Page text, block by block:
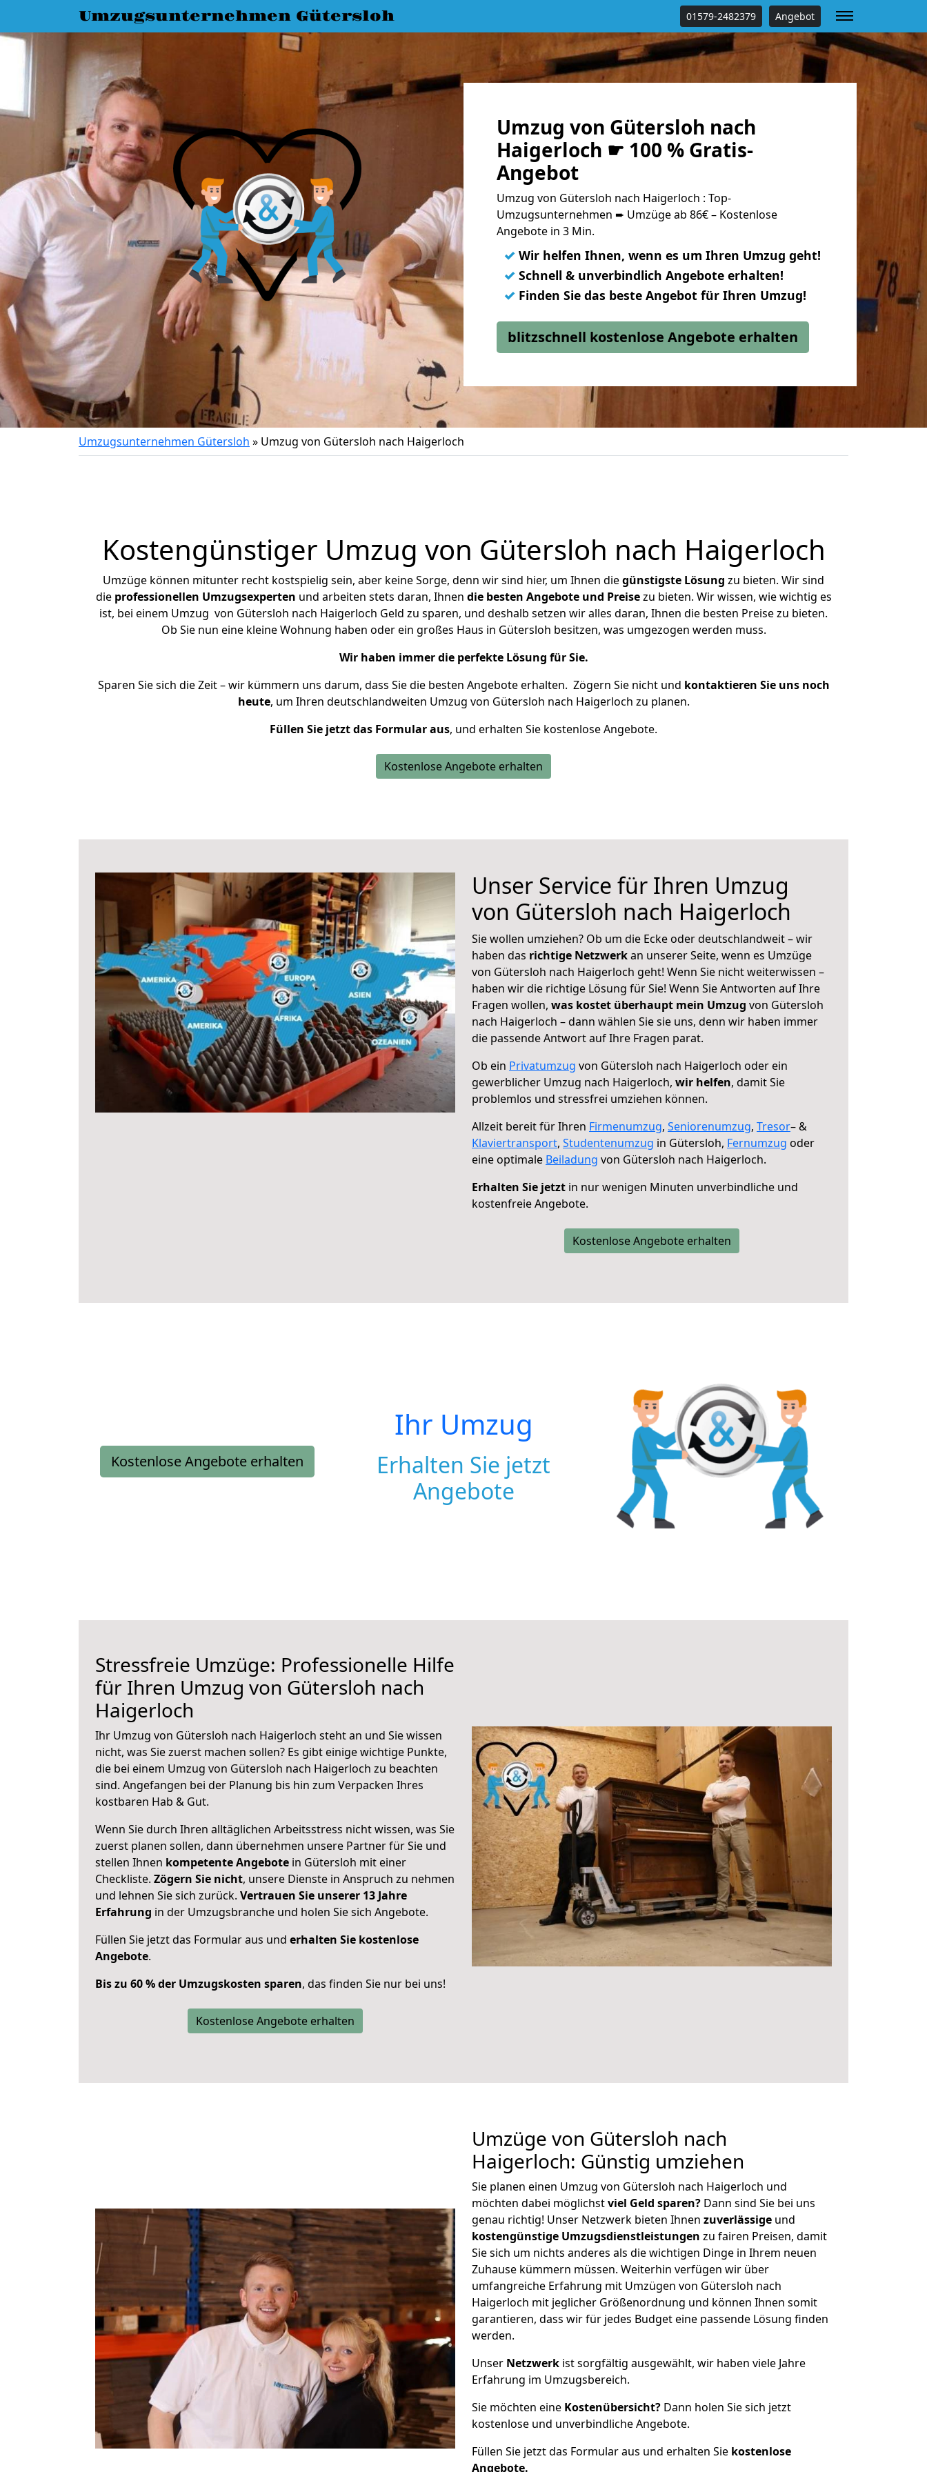
Umzugsunternehmen Gütersloh 01579-2482379 Angebot
Umzug von Gütersloh nach
Haigerloch ☛ 100 % Gratis-
Angebot
Umzug von Gütersloh nach Haigerloch : Top-
Umzugsunternehmen ➨ Umzüge ab 86€ – Kostenlose
Angebote in 3 Min.
✓ Wir helfen Ihnen, wenn es um Ihren Umzug geht!
✓ Schnell & unverbindlich Angebote erhalten!
✓ Finden Sie das beste Angebot für Ihren Umzug!
blitzschnell kostenlose Angebote erhalten
Umzugsunternehmen Gütersloh » Umzug von Gütersloh nach Haigerloch
Kostengünstiger Umzug von Gütersloh nach Haigerloch
Umzüge können mitunter recht kostspielig sein, aber keine Sorge, denn wir sind hier, um Ihnen diegünstigste Lösung zu bieten. Wir sind
die professionellen Umzugsexperten und arbeiten stets daran, Ihnen die besten Angebote und Preisezu bieten. Wir wissen, wie wichtig es
ist, bei einem Umzug von Gütersloh nach Haigerloch Geld zu sparen, und deshalb setzen wir alles daran, Ihnen die besten Preise zu bieten.
Ob Sie nun eine kleine Wohnung haben oder ein großes Haus in Gütersloh besitzen, was umgezogen werden muss.
Wir haben immer die perfekte Lösung für Sie.
Sparen Sie sich die Zeit – wir kümmern uns darum, dass Sie die besten Angebote erhalten. Zögern Sie nicht und kontaktieren Sie uns noch
heute, um Ihren deutschlandweiten Umzug von Gütersloh nach Haigerloch zu planen.
Füllen Sie jetzt das Formular aus, und erhalten Sie kostenlose Angebote.
Kostenlose Angebote erhalten
Unser Service für Ihren Umzug
von Gütersloh nach Haigerloch
Sie wollen umziehen? Ob um die Ecke oder deutschlandweit – wir
haben das richtige Netzwerkan unserer Seite, wenn es Umzüge
von Gütersloh nach Haigerloch geht! Wenn Sie nicht weiterwissen –
haben wir die richtige Lösung für Sie! Wenn Sie Antworten auf Ihre
Fragen wollen, was kostet überhaupt mein Umzug von Gütersloh
nach Haigerloch – dann wählen Sie sie uns, denn wir haben immer
die passende Antwort auf Ihre Fragen parat.
Ob ein Privatumzug von Gütersloh nach Haigerloch oder ein
gewerblicher Umzug nach Haigerloch, wir helfen, damit Sie
problemlos und stressfrei umziehen können.
Allzeit bereit für Ihren Firmenumzug, Seniorenumzug, Tresor– &
Klaviertransport, Studentenumzug in Gütersloh, Fernumzug oder
eine optimale Beiladung von Gütersloh nach Haigerloch.
Erhalten Sie jetzt in nur wenigen Minuten unverbindliche und
kostenfreie Angebote.
Kostenlose Angebote erhalten
Kostenlose Angebote erhalten
Ihr Umzug
Erhalten Sie jetzt
Angebote
Stressfreie Umzüge: Professionelle Hilfe
für Ihren Umzug von Gütersloh nach
Haigerloch
Ihr Umzug von Gütersloh nach Haigerloch steht an und Sie wissen
nicht, was Sie zuerst machen sollen? Es gibt einige wichtige Punkte,
die bei einem Umzug von Gütersloh nach Haigerloch zu beachten
sind. Angefangen bei der Planung bis hin zum Verpacken Ihres
kostbaren Hab & Gut.
Wenn Sie durch Ihren alltäglichen Arbeitsstress nicht wissen, was Sie
zuerst planen sollen, dann übernehmen unsere Partner für Sie und
stellen Ihnen kompetente Angebote in Gütersloh mit einer
Checkliste. Zögern Sie nicht, unsere Dienste in Anspruch zu nehmen
und lehnen Sie sich zurück. Vertrauen Sie unserer 13 Jahre
Erfahrung in der Umzugsbranche und holen Sie sich Angebote.
Füllen Sie jetzt das Formular aus und erhalten Sie kostenlose
Angebote.
Bis zu 60 % der Umzugskosten sparen, das finden Sie nur bei uns!
Kostenlose Angebote erhalten
Umzüge von Gütersloh nach
Haigerloch: Günstig umziehen
Sie planen einen Umzug von Gütersloh nach Haigerloch und
möchten dabei möglichstviel Geld sparen? Dann sind Sie bei uns
genau richtig! Unser Netzwerk bieten Ihnen zuverlässige und
kostengünstige Umzugsdienstleistungen zu fairen Preisen, damit
Sie sich um nichts anderes als die wichtigen Dinge in Ihrem neuen
Zuhause kümmern müssen. Weiterhin verfügen wir über
umfangreiche Erfahrung mit Umzügen von Gütersloh nach
Haigerloch mit jeglicher Größenordnung und können Ihnen somit
garantieren, dass wir für jedes Budget eine passende Lösung finden
werden.
Unser Netzwerk ist sorgfältig ausgewählt, wir haben viele Jahre
Erfahrung im Umzugsbereich.
Sie möchten eine Kostenübersicht? Dann holen Sie sich jetzt
kostenlose und unverbindliche Angebote.
Füllen Sie jetzt das Formular aus und erhalten Sie kostenlose
Angebote.